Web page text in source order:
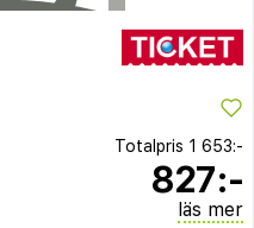
Totalpris 1 653:-
827:-
läs mer